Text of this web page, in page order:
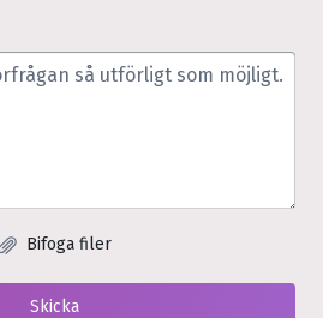
Bifoga filer
Skicka